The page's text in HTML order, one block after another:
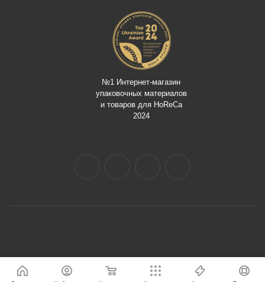
№1 Интернет-магазин
упаковочных материалов
и товаров для HoReCa
2024